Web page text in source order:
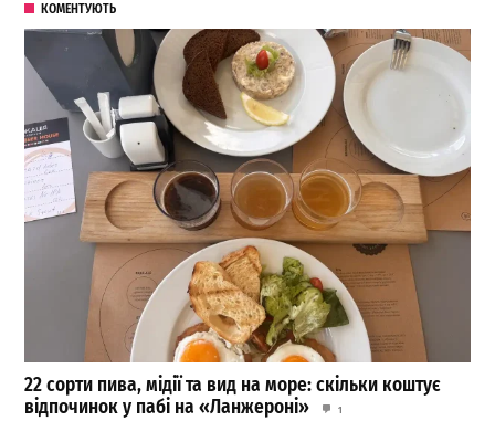
КОМЕНТУЮТЬ
22 сорти пива, мідії та вид на море: скільки коштує
відпочинок у пабі на «Ланжероні»
1